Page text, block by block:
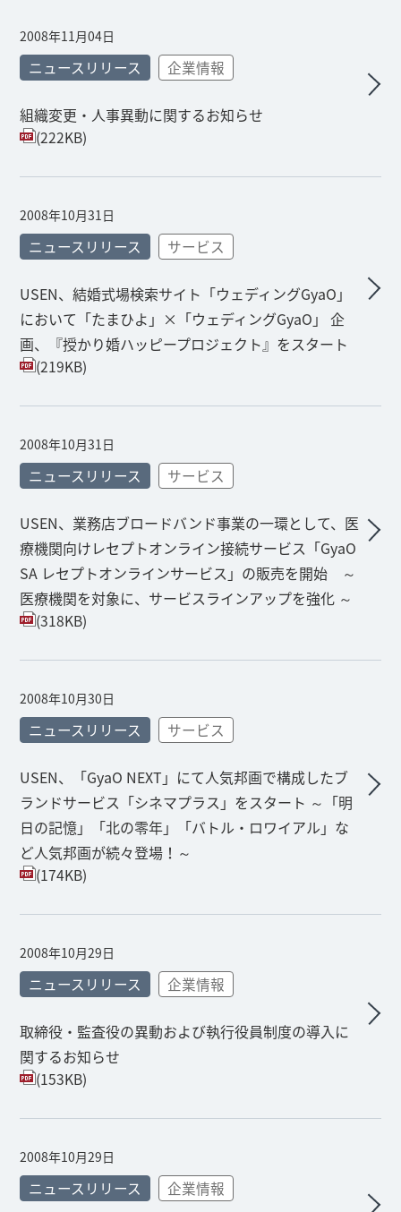
2008年11月04日
ニュースリリース 企業情報
組織変更・人事異動に関するお知らせ
(222KB)
2008年10月31日
ニュースリリース サービス
USEN、結婚式場検索サイト「ウェディングGyaO」
において「たまひよ」×「ウェディングGyaO」 企
画、『授かり婚ハッピープロジェクト』をスタート
(219KB)
2008年10月31日
ニュースリリース サービス
USEN、業務店ブロードバンド事業の一環として、医
療機関向けレセプトオンライン接続サービス「GyaO
SA レセプトオンラインサービス」の販売を開始 ～
医療機関を対象に、サービスラインアップを強化 ～
(318KB)
2008年10月30日
ニュースリリース サービス
USEN、「GyaO NEXT」にて人気邦画で構成したブ
ランドサービス「シネマプラス」をスタート ～「明
日の記憶」「北の零年」「バトル・ロワイアル」な
ど人気邦画が続々登場！～
(174KB)
2008年10月29日
ニュースリリース 企業情報
取締役・監査役の異動および執行役員制度の導入に
関するお知らせ
(153KB)
2008年10月29日
ニュースリリース 企業情報